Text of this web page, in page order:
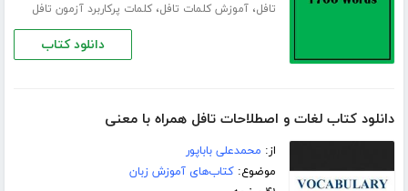
تافل،آموزش کلمات تافل،کلمات پرکاربرد آزمون تافل
دانلود کتاب
دانلود کتاب لغات و اصطلاحات تافل همراه با معنی
از: محمدعلی باباپور
موضوع:کتاب‌های آموزش زبان